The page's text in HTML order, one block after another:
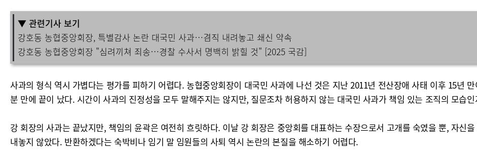
▼ 관련기사 보기
강호동 농협중앙회장, 특별감사 논란 대국민 사과…겸직 내려놓고 쇄신 약속
강호동 농협중앙회장 "심려끼쳐 죄송…경찰 수사서 명백히 밝힐 것" [2025 국감]
사과의 형식 역시 가볍다는 평가를 피하기 어렵다. 농협중앙회장이 대국민 사과에 나선 것은 지난 2011년 전산장애 사태 이후 15년
분 만에 끝이 났다. 시간이 사과의 진정성을 모두 말해주지는 않지만, 질문조차 허용하지 않는 대국민 사과가 책임 있는 조직의 모습
강 회장의 사과는 끝났지만, 책임의 윤곽은 여전히 흐릿하다. 이날 강 회장은 중앙회를 대표하는 수장으로서 고개를 숙였을 뿐, 자신
내놓지 않았다. 반환하겠다는 숙박비나 임기 말 임원들의 사퇴 역시 논란의 본질을 해소하기 어렵다.